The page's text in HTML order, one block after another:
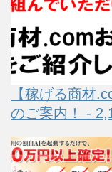
【稼げる商材
のご案内！ -